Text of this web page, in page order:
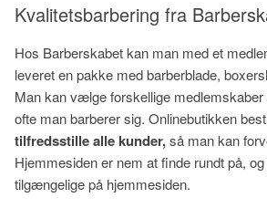
Kvalitetsbarbering fra
Hos Barberskabet kan man med et
leveret en pakke med barberblade,
Man kan vælge forskellige
ofte man barberer sig. Onlinebutikken
tilfredsstille alle kunder,så man kan
Hjemmesiden er nem at finde rundt på,
tilgængelige på hjemmesiden.